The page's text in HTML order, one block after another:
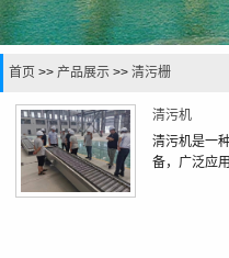
首页 >> 产品展示 >> 清污栅
清污机
清污机是一
备，广泛应